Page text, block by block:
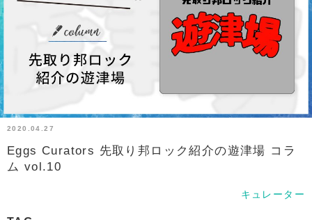
2020.04.27
Eggs Curators 先取り邦ロック紹介の遊津場 コラ
ム vol.10
キュレーター